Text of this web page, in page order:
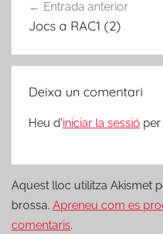
d'entrades
Entrada anterior
Jocs a RAC1 (2)
Deixa un comentari
Heu d'iniciar la sessió
Aquest lloc utilitza Akismet
brossa. Apreneu com es
comentaris.